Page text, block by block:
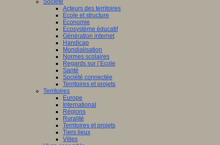
Société
Acteurs des territoires
Ecole et structure
Economie
Ecosystème éducatif
Génération internet
Handicap
Mondialisation
Normes scolaires
Regards sur l’Ecole
Santé
Société connectée
Territoires et projets
Territoires
Europe
International
Régions
Ruralité
Territoires et projets
Tiers lieux
Villes